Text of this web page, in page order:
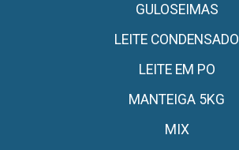
GULOSEIMAS
LEITE CONDENSADO
LEITE EM PO
MANTEIGA 5KG
MIX